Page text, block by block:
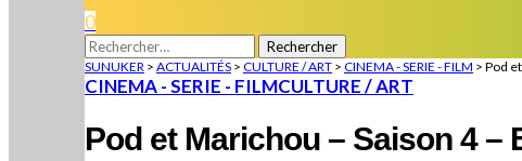
0
Rechercher :
SUNUKER > ACTUALITÉS > CULTURE / ART > CINEMA - SERIE - FILM > Pod
CINEMA - SERIE - FILMCULTURE / ART
Pod et Marichou – Saison 4 –